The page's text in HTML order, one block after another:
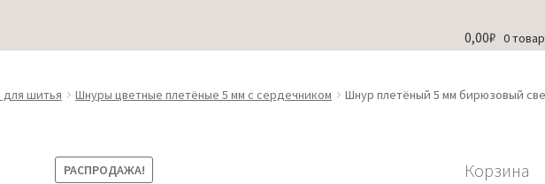
0,00₽ 0
шитья Шнуры цветные плетёные 5 мм с сердечником Шнур плетёный 5 мм бирюзовый
РАСПРОДАЖА! Корзина